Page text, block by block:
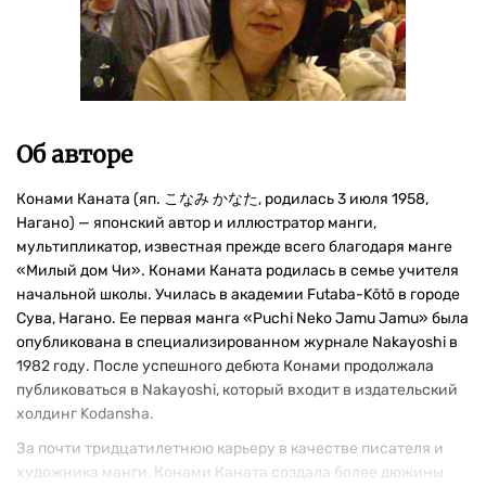
Об авторе
Конами Каната (яп. こなみ かなた, родилась 3 июля 1958,
Нагано) — японский автор и иллюстратор манги,
мультипликатор, известная прежде всего благодаря манге
«Милый дом Чи». Конами Каната родилась в семье учителя
начальной школы. Училась в академии Futaba-Kōtō в городе
Сува, Нагано. Ее первая манга «Puchi Neko Jamu Jamu» была
опубликована в специализированном журнале Nakayoshi в
1982 году. После успешного дебюта Конами продолжала
публиковаться в Nakayoshi, который входит в издательский
холдинг Kodansha.
За почти тридцатилетнюю карьеру в качестве писателя и
художника манги, Конами Каната создала более дюжины